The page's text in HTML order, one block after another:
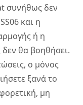
συνήθως δεν
και η
ή η
θα βοηθήσει.
ο μόνος
ξανά το
μη